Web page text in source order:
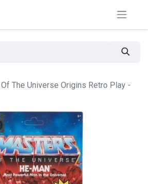
The Universe Origins Retro Play -